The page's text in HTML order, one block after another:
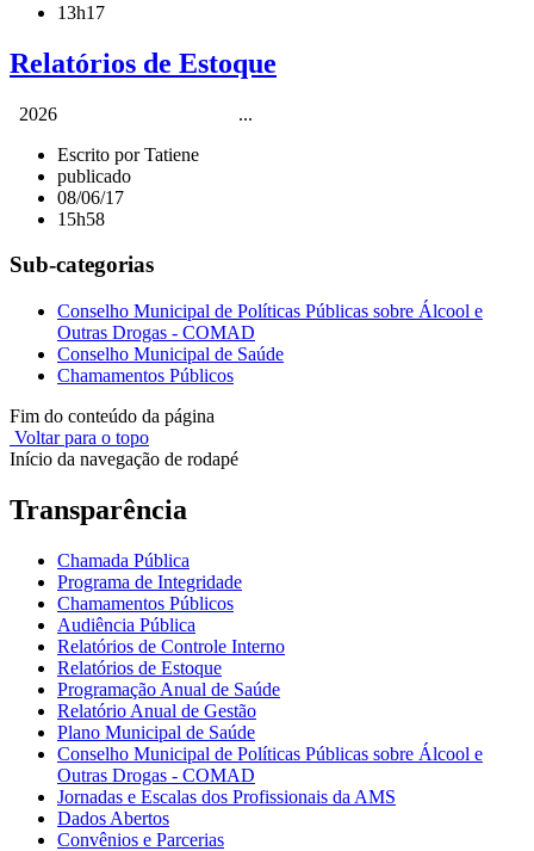
13h17
Relatórios de Estoque
2026 ...
Escrito por Tatiene
publicado
08/06/17
15h58
Sub-categorias
Conselho Municipal de Políticas Públicas sobre Álcool e
Outras Drogas - COMAD
Conselho Municipal de Saúde
Chamamentos Públicos
Fim do conteúdo da página
Voltar para o topo
Início da navegação de rodapé
Transparência
Chamada Pública
Programa de Integridade
Chamamentos Públicos
Audiência Pública
Relatórios de Controle Interno
Relatórios de Estoque
Programação Anual de Saúde
Relatório Anual de Gestão
Plano Municipal de Saúde
Conselho Municipal de Políticas Públicas sobre Álcool e
Outras Drogas - COMAD
Jornadas e Escalas dos Profissionais da AMS
Dados Abertos
Convênios e Parcerias